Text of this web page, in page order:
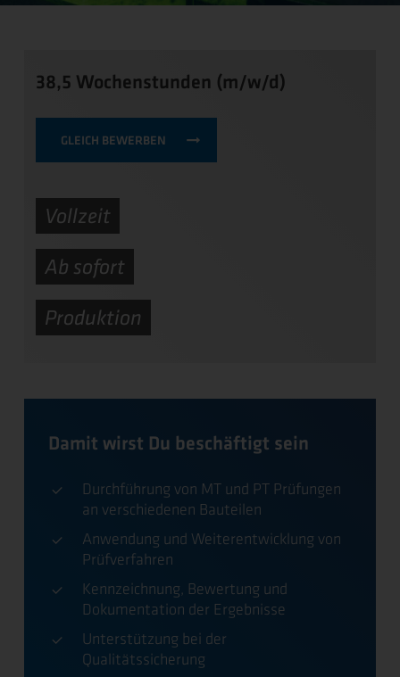
38,5 Wochenstunden (m/w/d)
GLEICH BEWERBEN
Vollzeit
Ab sofort
Produktion
Damit wirst Du beschäftigt sein
Durchführung von MT und PT Prüfungen
an verschiedenen Bauteilen
Anwendung und Weiterentwicklung von
Prüfverfahren
Kennzeichnung, Bewertung und
Dokumentation der Ergebnisse
Unterstützung bei der
Qualitätssicherung